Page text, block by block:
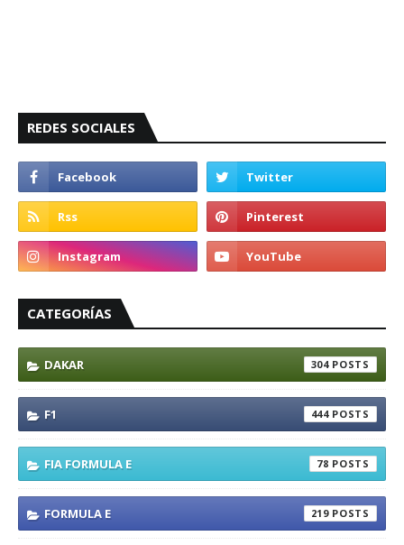
REDES SOCIALES
CATEGORÍAS
DAKAR 304
F1 444
FIA FORMULA E 78
FORMULA E 219